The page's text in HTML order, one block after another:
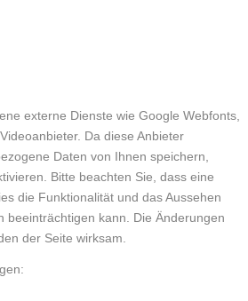
externe Dienste wie Google Webfonts,
Da diese Anbieter
Daten von Ihnen speichern,
Bitte beachten Sie, dass eine
die Funktionalität und das Aussehen
beeinträchtigen kann. Die Änderungen
der Seite wirksam.